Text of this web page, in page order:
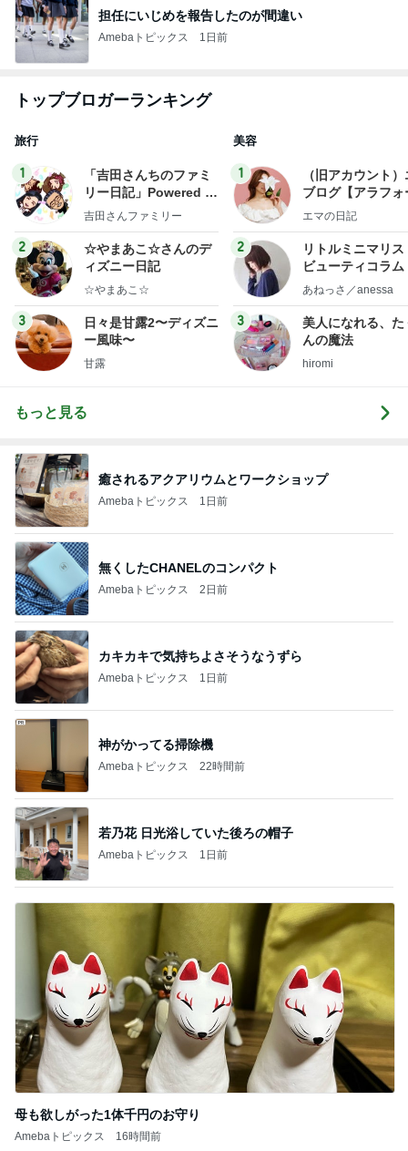
担任にいじめを報告したのが間違い
Amebaトピックス 1日前
トップブロガーランキング
旅行
1
「吉田さんちのファミ
リー日記」Powered b
y Ameba 吉田さんファ
ログ
吉田さんファミリー
2
☆やまあこ☆さんのデ
ィズニー日記
☆やまあこ☆
3
日々是甘露2〜ディズニ
ー風味〜
甘露
美容
1
（旧アカウント
ブログ【アラフォ
社売却セカンドラ
エマの日記
2
リトルミニマリス
ビューティコラ
little
あねっさ／anessa
3
美人になれる、た
んの魔法
hiromi
もっと見る
癒されるアクアリウムとワークショップ
Amebaトピックス 1日前
無くしたCHANELのコンパクト
Amebaトピックス 2日前
カキカキで気持ちよさそうなうずら
Amebaトピックス 1日前
神がかってる掃除機
Amebaトピックス 22時間前
若乃花 日光浴していた後ろの帽子
Amebaトピックス 1日前
母も欲しがった1体千円のお守り
Amebaトピックス 16時間前